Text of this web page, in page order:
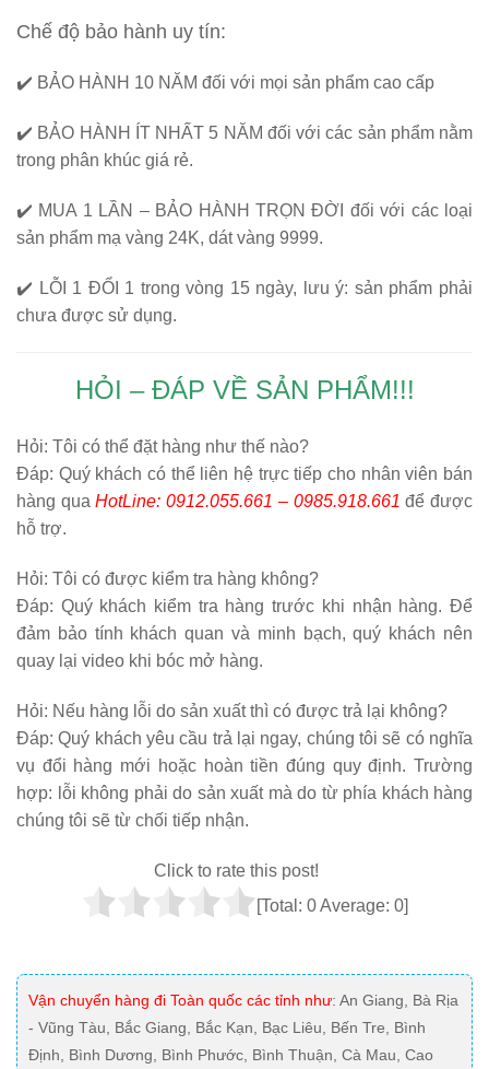
Chế độ bảo hành uy tín:
✔️ BẢO HÀNH 10 NĂM đối với mọi sản phẩm cao cấp
✔️ BẢO HÀNH ÍT NHẤT 5 NĂM đối với các sản phẩm nằm
trong phân khúc giá rẻ.
✔️ MUA 1 LẦN – BẢO HÀNH TRỌN ĐỜI đối với các loại
sản phẩm mạ vàng 24K, dát vàng 9999.
✔️ LỖI 1 ĐỔI 1 trong vòng 15 ngày, lưu ý: sản phẩm phải
chưa được sử dụng.
HỎI – ĐÁP VỀ SẢN PHẨM!!!
Hỏi: Tôi có thể đặt hàng như thế nào?
Đáp: Quý khách có thể liên hệ trực tiếp cho nhân viên bán
hàng quaHotLine: 0912.055.661 – 0985.918.661 để được
hỗ trợ.
Hỏi: Tôi có được kiểm tra hàng không?
Đáp: Quý khách kiểm tra hàng trước khi nhận hàng. Để
đảm bảo tính khách quan và minh bạch, quý khách nên
quay lại video khi bóc mở hàng.
Hỏi: Nếu hàng lỗi do sản xuất thì có được trả lại không?
Đáp: Quý khách yêu cầu trả lại ngay, chúng tôi sẽ có nghĩa
vụ đổi hàng mới hoặc hoàn tiền đúng quy định. Trường
hợp: lỗi không phải do sản xuất mà do từ phía khách hàng
chúng tôi sẽ từ chối tiếp nhận.
Click to rate this post!
[Total: 0Average: 0]
Vận chuyển hàng đi Toàn quốc các tỉnh như: An Giang, Bà Rịa
- Vũng Tàu, Bắc Giang, Bắc Kạn, Bạc Liêu, Bến Tre, Bình
Định, Bình Dương, Bình Phước, Bình Thuận, Cà Mau, Cao